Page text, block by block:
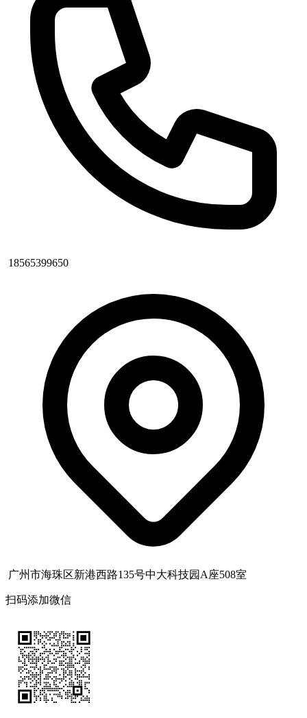
18565399650
广州市海珠区新港西路135号中大科技园A座508室
扫码添加微信